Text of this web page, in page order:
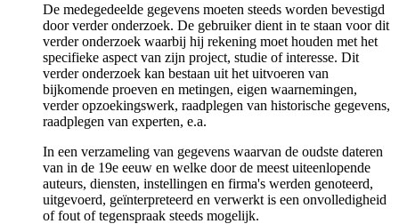
De medegedeelde gegevens moeten steeds worden bevestigd
door verder onderzoek. De gebruiker dient in te staan voor dit
verder onderzoek waarbij hij rekening moet houden met het
specifieke aspect van zijn project, studie of interesse. Dit
verder onderzoek kan bestaan uit het uitvoeren van
bijkomende proeven en metingen, eigen waarnemingen,
verder opzoekingswerk, raadplegen van historische gegevens,
raadplegen van experten, e.a.
In een verzameling van gegevens waarvan de oudste dateren
van in de 19e eeuw en welke door de meest uiteenlopende
auteurs, diensten, instellingen en firma's werden genoteerd,
uitgevoerd, geïnterpreteerd en verwerkt is een onvolledigheid
of fout of tegenspraak steeds mogelijk.